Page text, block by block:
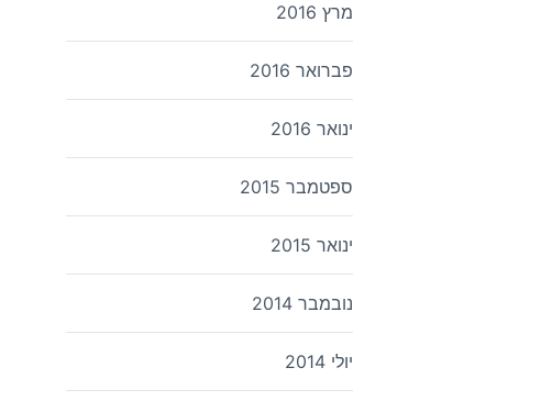
מרץ 2016
פברואר 2016
ינואר 2016
ספטמבר 2015
ינואר 2015
נובמבר 2014
יולי 2014